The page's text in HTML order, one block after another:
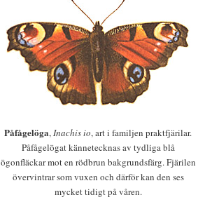
Påfågelöga,Inachis io, art i familjen praktfjärilar.
Påfågelögat kännetecknas av tydliga blå
ögonfläckar mot en rödbrun bakgrundsfärg. Fjärilen
övervintrar som vuxen och därför kan den ses
mycket tidigt på våren.